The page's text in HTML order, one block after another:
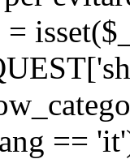
=
==